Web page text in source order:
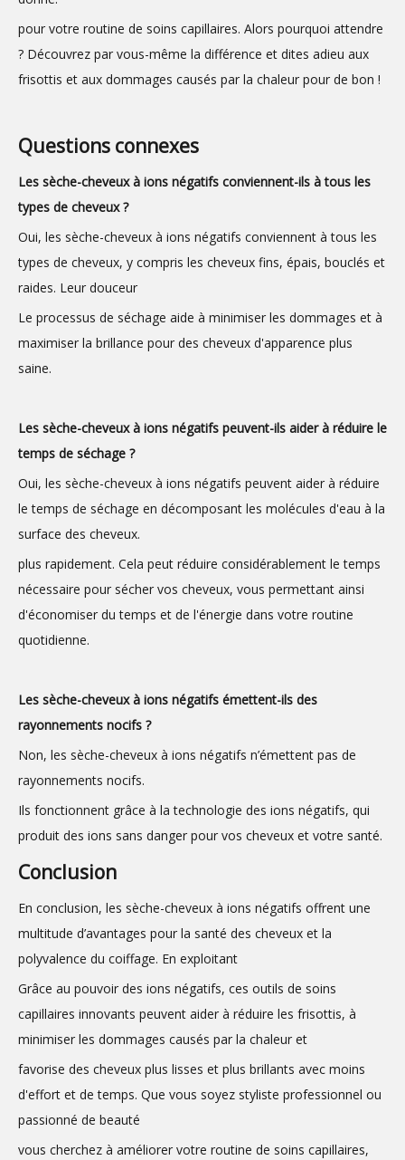
pour votre routine de soins capillaires. Alors pourquoi attendre
? Découvrez par vous-même la différence et dites adieu aux
frisottis et aux dommages causés par la chaleur pour de bon !
Questions connexes
Les sèche-cheveux à ions négatifs conviennent-ils à tous les
types de cheveux ?
Oui, les sèche-cheveux à ions négatifs conviennent à tous les
types de cheveux, y compris les cheveux fins, épais, bouclés et
raides. Leur douceur
Le processus de séchage aide à minimiser les dommages et à
maximiser la brillance pour des cheveux d'apparence plus
saine.
Les sèche-cheveux à ions négatifs peuvent-ils aider à réduire le
temps de séchage ?
Oui, les sèche-cheveux à ions négatifs peuvent aider à réduire
le temps de séchage en décomposant les molécules d'eau à la
surface des cheveux.
plus rapidement. Cela peut réduire considérablement le temps
nécessaire pour sécher vos cheveux, vous permettant ainsi
d'économiser du temps et de l'énergie dans votre routine
quotidienne.
Les sèche-cheveux à ions négatifs émettent-ils des
rayonnements nocifs ?
Non, les sèche-cheveux à ions négatifs n’émettent pas de
rayonnements nocifs.
Ils fonctionnent grâce à la technologie des ions négatifs, qui
produit des ions sans danger pour vos cheveux et votre santé.
Conclusion
En conclusion, les sèche-cheveux à ions négatifs offrent une
multitude d’avantages pour la santé des cheveux et la
polyvalence du coiffage. En exploitant
Grâce au pouvoir des ions négatifs, ces outils de soins
capillaires innovants peuvent aider à réduire les frisottis, à
minimiser les dommages causés par la chaleur et
favorise des cheveux plus lisses et plus brillants avec moins
d'effort et de temps. Que vous soyez styliste professionnel ou
passionné de beauté
vous cherchez à améliorer votre routine de soins capillaires,